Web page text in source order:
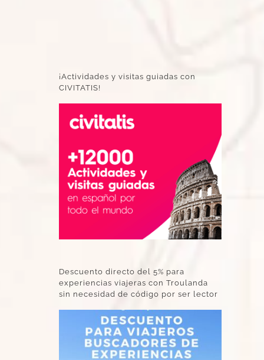
¡Actividades y visitas guiadas con
CIVITATIS!
Descuento directo del 5% para
experiencias viajeras con Troulanda
sin necesidad de código por ser lector